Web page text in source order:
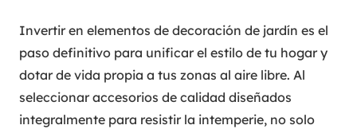
Invertir en elementos de decoración de jardín es el
paso definitivo para unificar el estilo de tu hogar y
dotar de vida propia a tus zonas al aire libre. Al
seleccionar accesorios de calidad diseñados
integralmente para resistir la intemperie, no solo